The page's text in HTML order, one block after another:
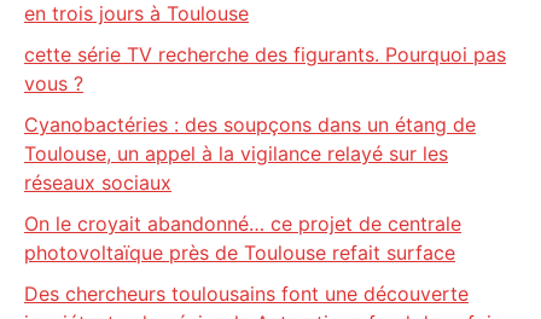
en trois jours à Toulouse
cette série TV recherche des figurants. Pourquoi pas
vous ?
Cyanobactéries : des soupçons dans un étang de
Toulouse, un appel à la vigilance relayé sur les
réseaux sociaux
On le croyait abandonné… ce projet de centrale
photovoltaïque près de Toulouse refait surface
Des chercheurs toulousains font une découverte